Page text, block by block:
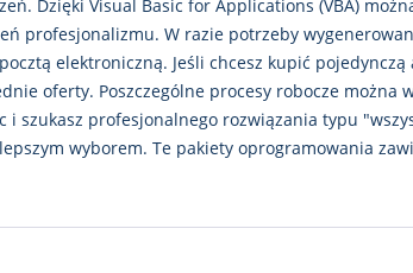
Dzięki Visual Basic for Applications (VBA)
profesjonalizmu. W razie potrzeby
elektroniczną. Jeśli chcesz kupić
oferty. Poszczególne procesy robocze można
i szukasz profesjonalnego rozwiązania typu
wyborem. Te pakiety oprogramowania